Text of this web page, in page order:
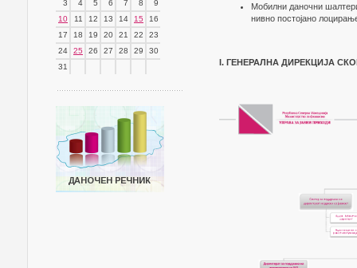
3
4 5 6 7 8
9
10
11 12 13 14 15
16
17
18 19 20 21 22
23
24
25 26 27 28 29
30
31
Мобилни даночни
нивно постојано
I. ГЕНЕРАЛНА ДИРЕКЦИЈА